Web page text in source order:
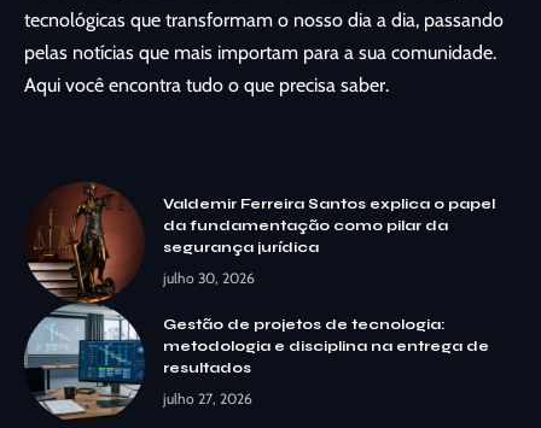
tecnológicas que transformam o nosso dia a dia, passando
pelas notícias que mais importam para a sua comunidade.
Aqui você encontra tudo o que precisa saber.
Valdemir Ferreira Santos explica o papel
da fundamentação como pilar da
segurança jurídica
julho 30, 2026
Gestão de projetos de tecnologia:
metodologia e disciplina na entrega de
resultados
julho 27, 2026